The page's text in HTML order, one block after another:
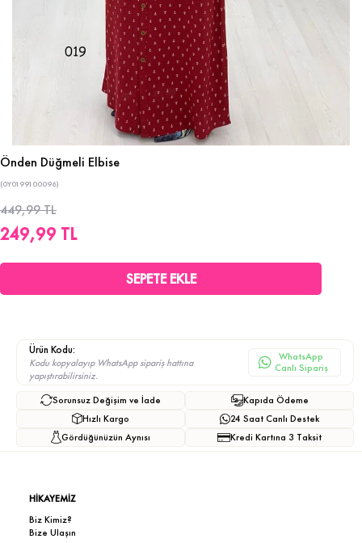
Önden Düğmeli Elbise
(0Y0199100096)
449,99 TL
249,99 TL
Ürün Kodu:
Kodu kopyalayıp WhatsApp sipariş hattına
yapıştırabilirsiniz.
WhatsApp
Canlı Sipariş
Sorunsuz Değişim ve İade
Hızlı Kargo
Gördüğünüzün Aynısı
Kapıda Ödeme
24 Saat Canlı Destek
Kredi Kartına 3 Taksit
HİKAYEMİZ
Biz Kimiz?
Bize Ulaşın